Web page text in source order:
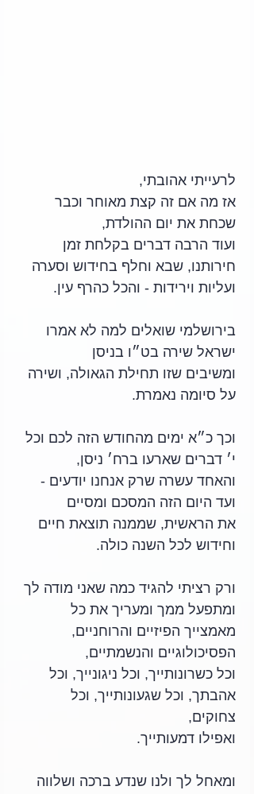
לרעייתי אהובתי,
אז מה אם זה קצת מאוחר וכבר
שכחת את יום ההולדת,
ועוד הרבה דברים בקלחת זמן
חירותנו, שבא וחלף בחידוש וסערה
ועליות וירידות - והכל כהרף עין.
בירושלמי שואלים למה לא אמרו
ישראל שירה בט״ו בניסן
ומשיבים שזו תחילת הגאולה, ושירה
על סיומה נאמרת.
וכך כ״א ימים מהחודש הזה לכם וכל
י׳ דברים שארעו ברח׳ ניסן,
והאחד עשרה שרק אנחנו יודעים -
ועד היום הזה המסכם ומסיים
את הראשית, שממנה תוצאת חיים
וחידוש לכל השנה כולה.
ורק רציתי להגיד כמה שאני מודה לך
ומתפעל ממך ומעריך את כל
מאמצייך הפיזיים והרוחניים,
הפסיכולוגיים והנשמתיים,
וכל כשרונותייך, וכל ניגונייך, וכל
אהבתך, וכל שגעונותייך, וכל
צחוקים,
ואפילו דמעותייך.
ומאחל לך ולנו שנדע ברכה ושלווה